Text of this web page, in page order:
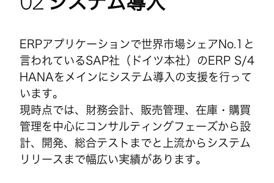
ERPアプリケーションで世界市場シェアNo.1と
言われているSAP社（ドイツ本社）のERP S/4
HANAをメインにシステム導入の支援を行って
います。
現時点では、財務会計、販売管理、在庫・購買
管理を中心にコンサルティングフェーズから設
計、開発、総合テストまでと上流からシステム
リリースまで幅広い実績があります。